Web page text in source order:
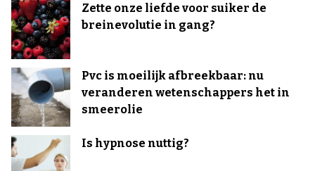
Zette onze liefde voor suiker de
breinevolutie in gang?
Pvc is moeilijk afbreekbaar: nu
veranderen wetenschappers het in
smeerolie
Is hypnose nuttig?